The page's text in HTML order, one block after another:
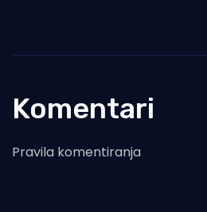
Komentari
Pravila komentiranja